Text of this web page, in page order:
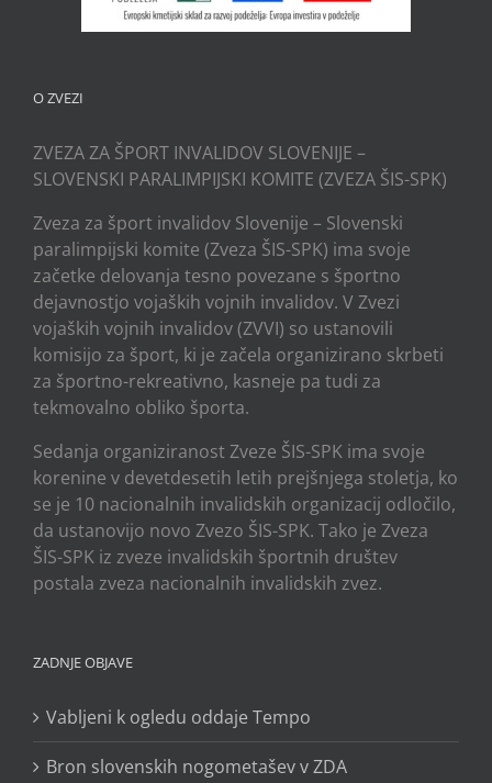
O ZVEZI
ZVEZA ZA ŠPORT INVALIDOV SLOVENIJE –
SLOVENSKI PARALIMPIJSKI KOMITE (ZVEZA ŠIS-SPK)
Zveza za šport invalidov Slovenije – Slovenski
paralimpijski komite (Zveza ŠIS-SPK) ima svoje
začetke delovanja tesno povezane s športno
dejavnostjo vojaških vojnih invalidov. V Zvezi
vojaških vojnih invalidov (ZVVI) so ustanovili
komisijo za šport, ki je začela organizirano skrbeti
za športno-rekreativno, kasneje pa tudi za
tekmovalno obliko športa.
Sedanja organiziranost Zveze ŠIS-SPK ima svoje
korenine v devetdesetih letih prejšnjega stoletja, ko
se je 10 nacionalnih invalidskih organizacij odločilo,
da ustanovijo novo Zvezo ŠIS-SPK. Tako je Zveza
ŠIS-SPK iz zveze invalidskih športnih društev
postala zveza nacionalnih invalidskih zvez.
ZADNJE OBJAVE
Vabljeni k ogledu oddaje Tempo
Bron slovenskih nogometašev v ZDA